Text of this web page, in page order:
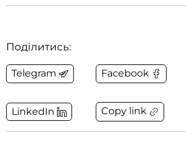
Поділитись:
Telegram Facebook
LinkedIn Copy link